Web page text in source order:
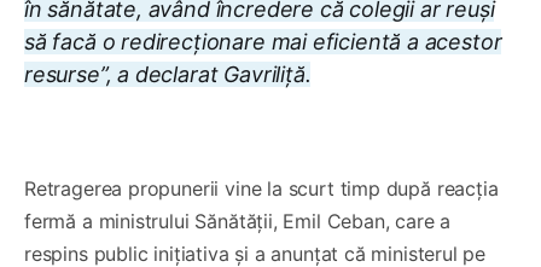
în sănătate, având încredere că colegii ar reuși
să facă o redirecționare mai eficientă a acestor
resurse”, a declarat Gavriliță.
Retragerea propunerii vine la scurt timp după reacția
fermă a ministrului Sănătății, Emil Ceban, care a
respins public inițiativa și a anunțat că ministerul pe